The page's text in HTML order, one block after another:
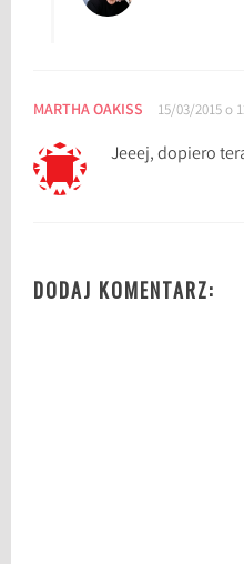
MARTHA OAKISS 15/03/2015 o
Jeeej, dopiero
DODAJ KOMENTARZ: